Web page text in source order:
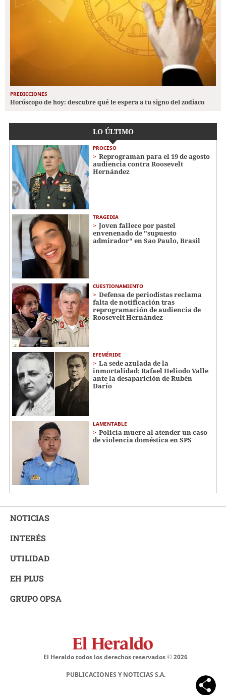
PREDICCIONES
Horóscopo de hoy: descubre qué le espera a tu signo del zodiaco
LO ÚLTIMO
PROCESO
Reprograman para el 19 de agosto
audiencia contra Roosevelt
Hernández
TRAGEDIA
Joven fallece por pastel
envenenado de "supuesto
admirador" en Sao Paulo, Brasil
CUESTIONAMIENTO
Defensa de periodistas reclama
falta de notificación tras
reprogramación de audiencia de
Roosevelt Hernández
EFEMÉRIDE
La sede azulada de la
inmortalidad: Rafael Heliodo Valle
ante la desaparición de Rubén
Darío
LAMENTABLE
Policía muere al atender un caso
de violencia doméstica en SPS
NOTICIAS
INTERÉS
UTILIDAD
EH PLUS
GRUPO OPSA
El Heraldo todos los derechos reservados ©2026
PUBLICACIONES Y NOTICIAS S.A.